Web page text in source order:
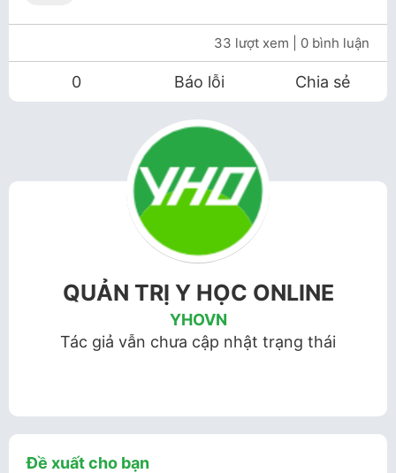
33 lượt xem | 0 bình luận
0 Báo lỗi Chia sẻ
QUẢN TRỊ Y HỌC ONLINE
YHOVN
Tác giả vẫn chưa cập nhật trạng thái
Đề xuất cho bạn